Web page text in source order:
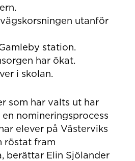
utanför
station.
har ökat.
i skolan.
som har valts ut har
nomineringsprocess
elever på Västerviks
röstat fram
berättar Elin Sjölander